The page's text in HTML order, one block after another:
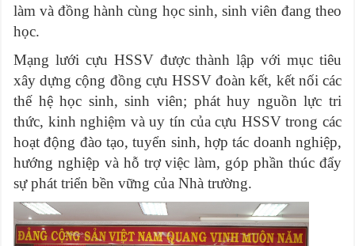
làm và đồng hành cùng học sinh, sinh viên đang theo
học.
Mạng lưới cựu HSSV được thành lập với mục tiêu
xây dựng cộng đồng cựu HSSV đoàn kết, kết nối các
thế hệ học sinh, sinh viên; phát huy nguồn lực tri
thức, kinh nghiệm và uy tín của cựu HSSV trong các
hoạt động đào tạo, tuyển sinh, hợp tác doanh nghiệp,
hướng nghiệp và hỗ trợ việc làm, góp phần thúc đẩy
sự phát triển bền vững của Nhà trường.